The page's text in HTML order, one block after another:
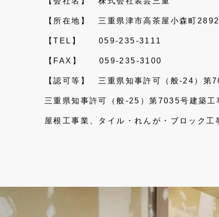
【所在地】 三重県津市高茶屋小森町
【TEL】 059-235-3111
【FAX】 059-235-3100
【認可等】 三重県知事許可（般-24）第
三重県知事許可（般-25）第7035号建築工
屋根工事業、タイル・れんが・ブロック工